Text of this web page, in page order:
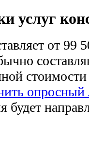
услуг
от 99
опросный
будет